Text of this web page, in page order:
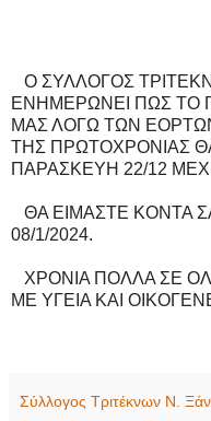
O ΣΥΛΛΟΓΟΣ
ΕΝΗΜΕΡΩΝΕΙ ΠΩΣ ΤΟ
ΜΑΣ ΛΟΓΩ ΤΩΝ
ΤΗΣ ΠΡΩΤΟΧΡΟΝΙΑΣ
ΠΑΡΑΣΚΕΥΗ 22/12
ΘΑ ΕΙΜΑΣΤΕ ΚΟΝΤΑ
08/1/2024.
ΧΡΟΝΙΑ ΠΟΛΛΑ ΣΕ
ΜΕ ΥΓΕΙΑ ΚΑΙ
Σύλλογος Τριτέκνων Ν.